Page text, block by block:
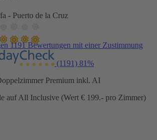
- Puerto de la Cruz
1191 Bewertungen mit einer Zustimmung
(1191) 81%
Premium inkl. AI
auf All Inclusive (Wert € 199.- pro Zimmer)